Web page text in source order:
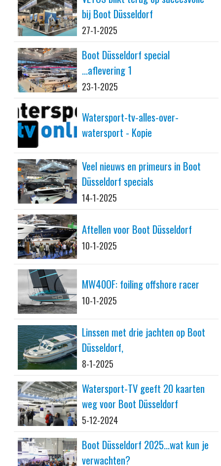
bij Boot Düsseldorf
27-1-2025
Boot Düsseldorf special
...aflevering 1
23-1-2025
Watersport-tv-alles-over-
watersport - Kopie
Veel nieuws en primeurs in Boot
Düsseldorf specials
14-1-2025
Aftellen voor Boot Düsseldorf
10-1-2025
MW40OF: foiling offshore racer
10-1-2025
Linssen met drie jachten op Boot
Düsseldorf,
8-1-2025
Watersport-TV geeft 20 kaarten
weg voor Boot Düsseldorf
5-12-2024
Boot Düsseldorf 2025...wat kun je
verwachten?